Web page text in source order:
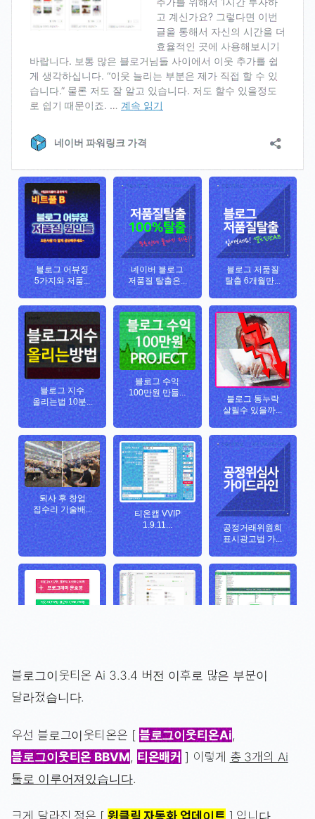
블로그이웃티온 Ai 3.3.4 버전 이후로 많은 부분이
달라졌습니다.
우선 블로그이웃티온은 [ 블로그이웃티온Ai,
블로그이웃티온 BBVM, 티온배커 ] 이렇게 총 3개의 Ai
툴로 이루어져있습니다.
크게 달라진 점은 [ 원클릭 자동화 업데이트 ] 입니다.